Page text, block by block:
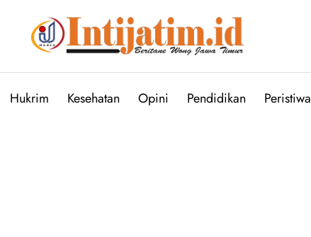
Hukrim Kesehatan Opini Pendidikan Peristiwa